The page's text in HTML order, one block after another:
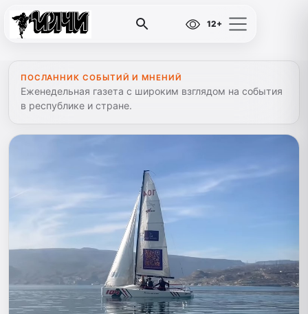
12+
ПОСЛАННИК СОБЫТИЙ И МНЕНИЙ
Еженедельная газета с широким взглядом на события
в республике и стране.